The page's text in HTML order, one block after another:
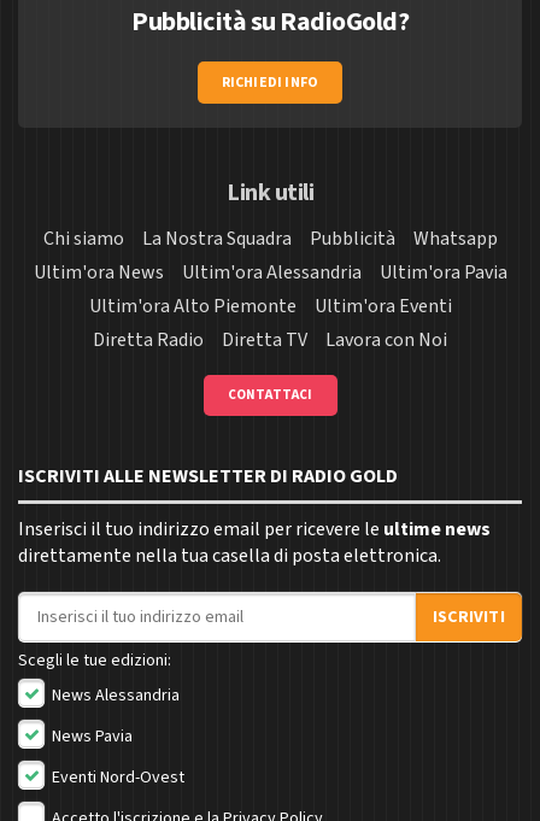
Pubblicità su RadioGold?
RICHIEDI INFO
Link utili
Chi siamo La Nostra Squadra Pubblicità
Whatsapp
Ultim'ora News
Ultim'ora Alessandria
Ultim'ora Pavia
Ultim'ora Alto Piemonte
Ultim'ora Eventi
Diretta Radio
Diretta TV Lavora con Noi
CONTATTACI
ISCRIVITI ALLE NEWSLETTER DI RADIO GOLD
Inserisci il tuo indirizzo email per ricevere le ultime news
direttamente nella tua casella di posta elettronica.
Indirizzo email
ISCRIVITI
Scegli le tue edizioni:
News Alessandria
News Pavia
Eventi Nord-Ovest